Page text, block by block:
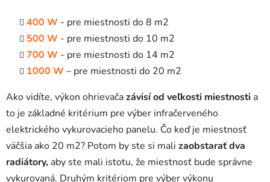
400 W - pre miestnosti do 8 m2
500 W - pre miestnosti do 10 m2
700 W - pre miestnosti do 14 m2
1000 W– pre miestnosti do 20 m2
Ako vidíte, výkon ohrievačazávisí od veľkosti miestnosti a
to je základné kritérium pre výber infračerveného
elektrického vykurovacieho panelu. Čo keď je miestnosť
väčšia ako 20 m2? Potom by ste si mali zaobstarať dva
radiátory, aby ste mali istotu, že miestnosť bude správne
vykurovaná. Druhým kritériom pre výber výkonu